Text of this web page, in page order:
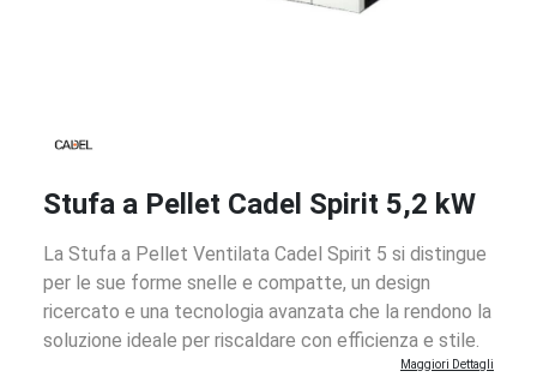
Stufa a Pellet Cadel Spirit 5,2 kW
La Stufa a Pellet Ventilata Cadel Spirit 5 si distingue
per le sue forme snelle e compatte, un design
ricercato e una tecnologia avanzata che la rendono la
soluzione ideale per riscaldare con efficienza e stile.
Maggiori Dettagli